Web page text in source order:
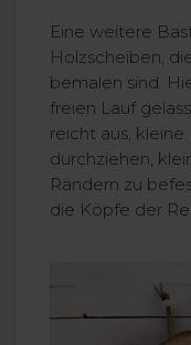
Eine weitere
Holzscheiben,
bemalen sind.
freien Lauf
reicht aus,
durchziehen,
Rändern zu
die Köpfe der